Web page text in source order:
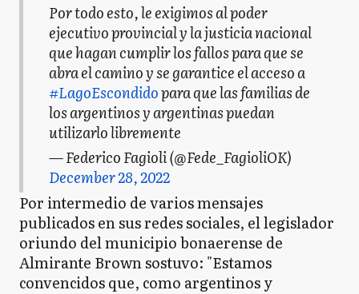
Por todo esto, le exigimos al poder
ejecutivo provincial y la justicia nacional
que hagan cumplir los fallos para que se
abra el camino y se garantice el acceso a
#LagoEscondidopara que las familias de
los argentinos y argentinas puedan
utilizarlo libremente
— Federico Fagioli (@Fede_FagioliOK)
December 28, 2022
Por intermedio de varios mensajes
publicados en sus redes sociales, el legislador
oriundo del municipio bonaerense de
Almirante Brown sostuvo: "Estamos
convencidos que, como argentinos y